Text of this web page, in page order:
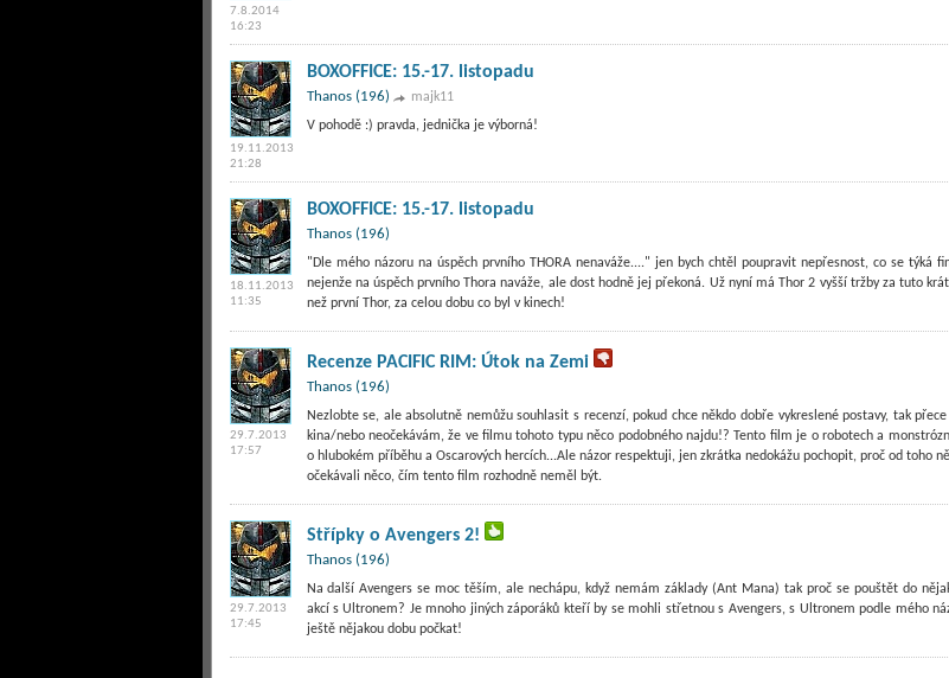
7.8.2014
16:23
19.11.2013
21:28
BOXOFFICE: 15.-17. listopadu
Thanos (196)
majk11
V pohodě :) pravda, jednička je výborná!
18.11.2013
11:35
BOXOFFICE: 15.-17. listopadu
Thanos (196)
"Dle mého názoru na úspěch prvního THORA nenaváže...." jen bych chtěl poupravit nepřesnost, co se týká
nejenže na úspěch prvního Thora naváže, ale dost hodně jej překoná. Už nyní má Thor 2 vyšší tržby za tuto
než první Thor, za celou dobu co byl v kinech!
29.7.2013
17:57
Recenze PACIFIC RIM: Útok na Zemi
Thanos (196)
Nezlobte se, ale absolutně nemůžu souhlasit s recenzí, pokud chce někdo dobře vykreslené postavy, tak
kina/nebo neočekávám, že ve filmu tohoto typu něco podobného najdu!? Tento film je o robotech a
o hlubokém příběhu a Oscarových hercích...Ale názor respektuji, jen zkrátka nedokážu pochopit, proč od toho
očekávali něco, čím tento film rozhodně neměl být.
29.7.2013
17:45
Střípky o Avengers 2!
Thanos (196)
Na další Avengers se moc těším, ale nechápu, když nemám základy (Ant Mana) tak proč se pouštět do
akcí s Ultronem? Je mnoho jiných záporáků kteří by se mohli střetnou s Avengers, s Ultronem podle mého
ještě nějakou dobu počkat!